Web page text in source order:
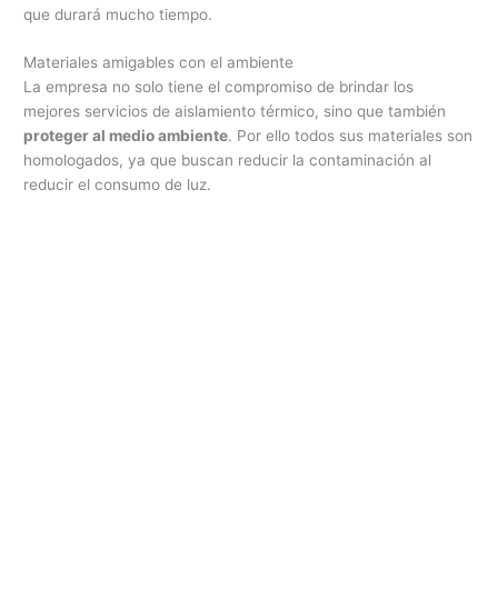
que durará mucho tiempo.
Materiales amigables con el ambiente
La empresa no solo tiene el compromiso de brindar los
mejores servicios de aislamiento térmico, sino que también
proteger al medio ambiente. Por ello todos sus materiales son
homologados, ya que buscan reducir la contaminación al
reducir el consumo de luz.